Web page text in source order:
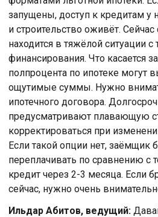
запущены, доступ к кредитам у
и строительство оживёт. Сейчас
находится в тяжёлой ситуации с
финансирования. Что касается
полпроцента по ипотеке могут
ощутимые суммы. Нужно
ипотечного договора.
предусматривают плавающую
корректироваться при
Если такой опции нет, заёмщик
переплачивать по сравнению с
кредит через 2-3 месяца. Если
сейчас, нужно очень
Ильдар Абитов, ведущий: